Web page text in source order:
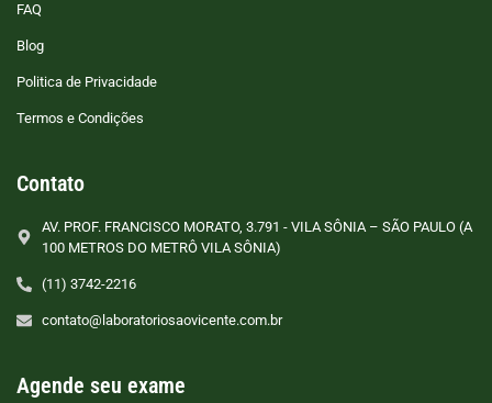
FAQ
Blog
Politica de Privacidade
Termos e Condições
Contato
AV. PROF. FRANCISCO MORATO, 3.791 - VILA SÔNIA – SÃO PAULO (A
100 METROS DO METRÔ VILA SÔNIA)
(11) 3742-2216
contato@laboratoriosaovicente.com.br
Agende seu exame